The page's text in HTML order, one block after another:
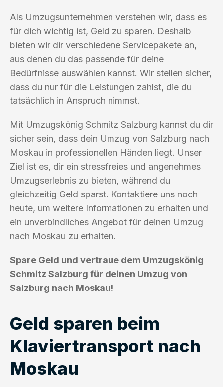
Als Umzugsunternehmen verstehen wir, dass es
für dich wichtig ist, Geld zu sparen. Deshalb
bieten wir dir verschiedene Servicepakete an,
aus denen du das passende für deine
Bedürfnisse auswählen kannst. Wir stellen sicher,
dass du nur für die Leistungen zahlst, die du
tatsächlich in Anspruch nimmst.
Mit Umzugskönig Schmitz Salzburg kannst du dir
sicher sein, dass dein Umzug von Salzburg nach
Moskau in professionellen Händen liegt. Unser
Ziel ist es, dir ein stressfreies und angenehmes
Umzugserlebnis zu bieten, während du
gleichzeitig Geld sparst. Kontaktiere uns noch
heute, um weitere Informationen zu erhalten und
ein unverbindliches Angebot für deinen Umzug
nach Moskau zu erhalten.
Spare Geld und vertraue dem Umzugskönig
Schmitz Salzburg für deinen Umzug von
Salzburg nach Moskau!
Geld sparen beim
Klaviertransport nach
Moskau